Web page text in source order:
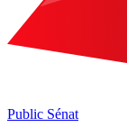
Public Sénat